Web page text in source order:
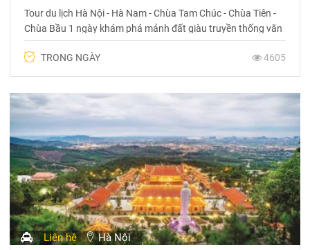
Tour du lịch Hà Nội - Hà Nam - Chùa Tam Chúc - Chùa Tiên -
Chùa Bầu 1 ngày khám phá mảnh đất giàu truyền thống văn
thiên nhiên ưu ái ban tặng những danh thắng non xanh nước
biếc tuyệt đẹp mà còn rất nhiều di tích văn hóa linh thiêng
TRONG NGÀY 4605
Liên hệ Hà Nội